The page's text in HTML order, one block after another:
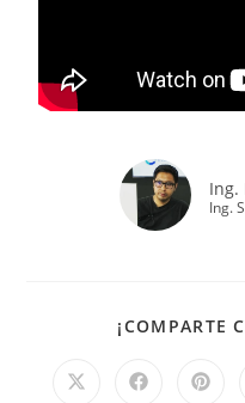
Ing.
Ing.
¡COMPARTE